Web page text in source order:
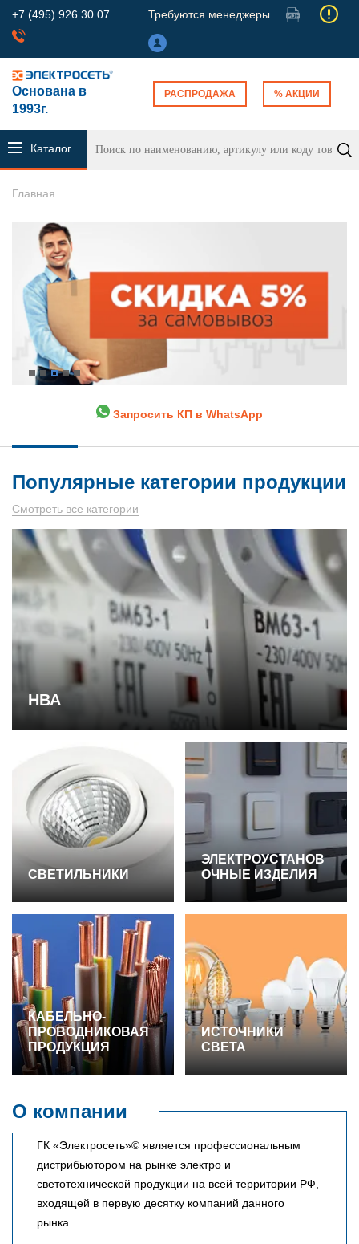
+7 (495) 926 30 07 Требуются менеджеры
Основана в
1993г.
РАСПРОДАЖА % АКЦИИ
Каталог
Главная
Запросить КП в WhatsApp
Популярные категории продукции
Смотреть все категории
НВА
СВЕТИЛЬНИКИ
ЭЛЕКТРОУСТАНОВ
ОЧНЫЕ ИЗДЕЛИЯ
КАБЕЛЬНО-
ПРОВОДНИКОВАЯ
ПРОДУКЦИЯ
ИСТОЧНИКИ
СВЕТА
О компании
ГК «Электросеть»© является профессиональным
дистрибьютором на рынке электро и
светотехнической продукции на всей территории РФ,
входящей в первую десятку компаний данного
рынка.